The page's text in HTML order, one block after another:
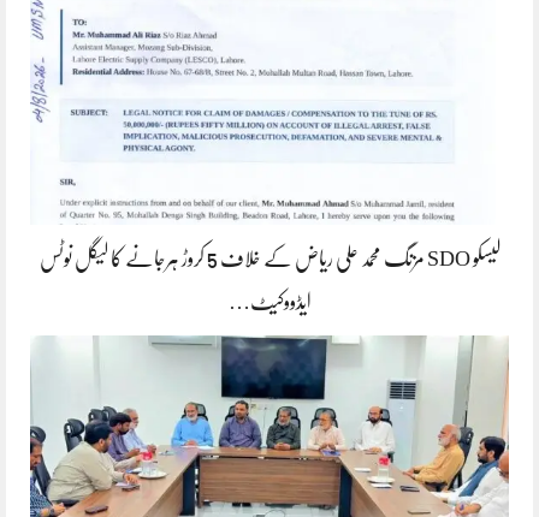
لیسکو SDO مزنگ محمد علی ریاض کے خلاف 5 کروڑ ہرجانے کا لیگل نوٹس
ایڈووکیٹ…